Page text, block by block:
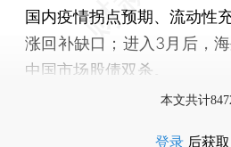
国内疫情拐点预期、流动性
涨回补缺口；进入3月后，
中国市场股债双杀。
本文共计
登录 后获